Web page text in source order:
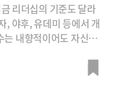
리더십의 기준도 달라
, 야후, 유데미 등에서 개
는 내향적이어도 자신만
구체적 실천 전략을 들